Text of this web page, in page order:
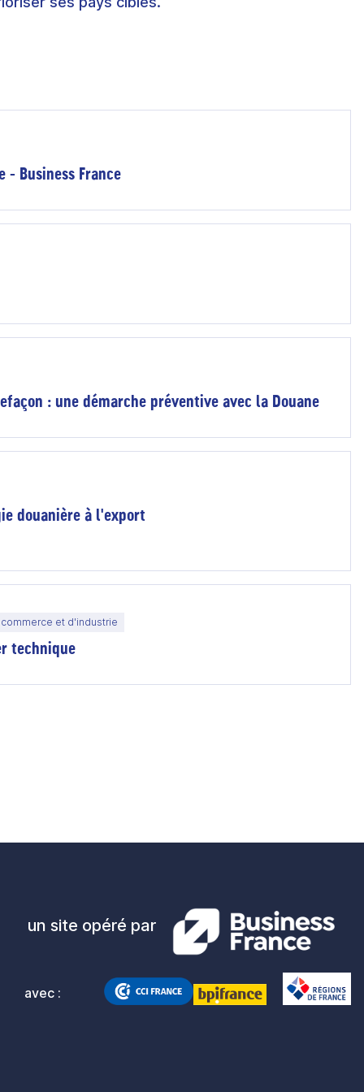
Business France
: une démarche préventive avec la Douane
douanière à l'export
et d'industrie
technique
un site opéré par
avec :